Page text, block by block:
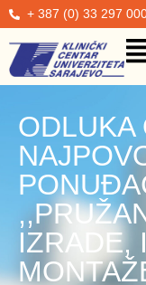
+ 387 (0) 33 297
ODLUKA
IZRADE,